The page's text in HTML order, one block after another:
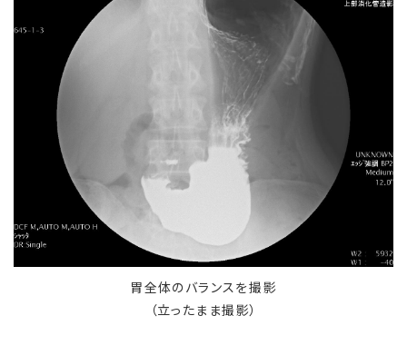
胃全体のバランスを撮影
（立ったまま撮影）